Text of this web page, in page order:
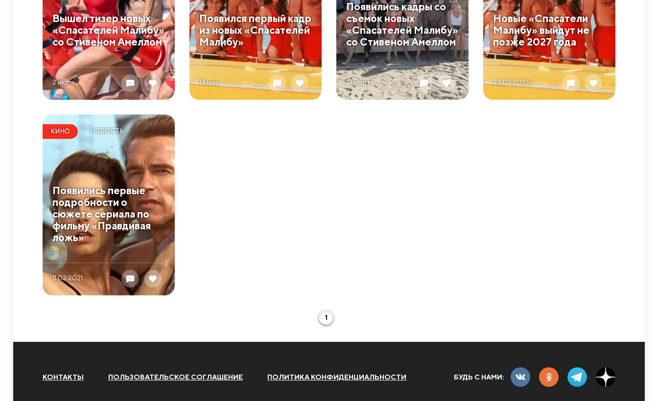
Вышел тизер новых
«Спасателей Малибу»
со Стивеном Амеллом
2 июля
Появился первый кадр
из новых «Спасателей
Малибу»
13 мая
Появились кадры со
съемок новых
«Спасателей Малибу»
со Стивеном Амеллом
19 марта
Новые «Спасатели
Малибу» выйдут не
позже 2027 года
23.09 2025
КИНО НОВОСТЬ
Появились первые
подробности о
сюжете сериала по
фильму «Правдивая
ложь»
11.02 2021
1
БУДЬ С НАМИ:
КОНТАКТЫ ПОЛЬЗОВАТЕЛЬСКОЕ СОГЛАШЕНИЕ ПОЛИТИКА КОНФИДЕНЦИАЛЬНОСТИ